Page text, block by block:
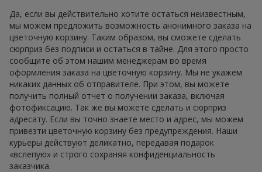
Да, если вы действительно хотите остаться неизвестным,
мы можем предложить возможность анонимного заказа на
цветочную корзину. Таким образом, вы сможете сделать
сюрприз без подписи и остаться в тайне. Для этого просто
сообщите об этом нашим менеджерам во время
оформления заказа на цветочную корзину. Мы не укажем
никаких данных об отправителе. При этом, вы можете
получить полный отчет о получении заказа, включая
фотофиксацию. Так же вы можете сделать и сюрприз
адресату. Если вы точно знаете место и адрес, мы можем
привезти цветочную корзину без предупреждения. Наши
курьеры действуют деликатно, передавая подарок
«вслепую» и строго сохраняя конфиденциальность
заказчика.